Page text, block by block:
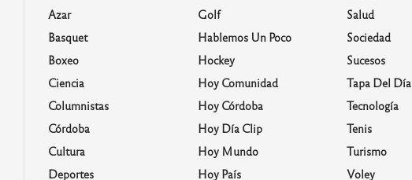
Azar
Basquet
Boxeo
Ciencia
Columnistas
Córdoba
Cultura
Deportes
Golf
Hablemos Un Poco
Hockey
Hoy Comunidad
Hoy Córdoba
Hoy Día Clip
Hoy Mundo
Hoy País
Salud
Sociedad
Sucesos
Tapa Del Día
Tecnología
Tenis
Turismo
Voley